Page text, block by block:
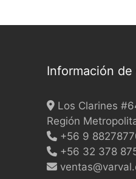
product
page
Información
Los Clarines
Región
+56 9
+56 32 378